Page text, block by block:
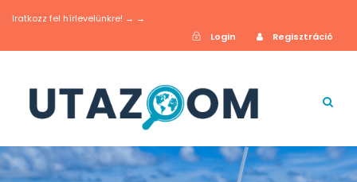
Iratkozz fel hírlevelünkre! → →
Login
Regisztráció